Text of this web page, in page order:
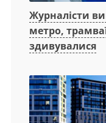
Журналісти
метро,
здивувалися